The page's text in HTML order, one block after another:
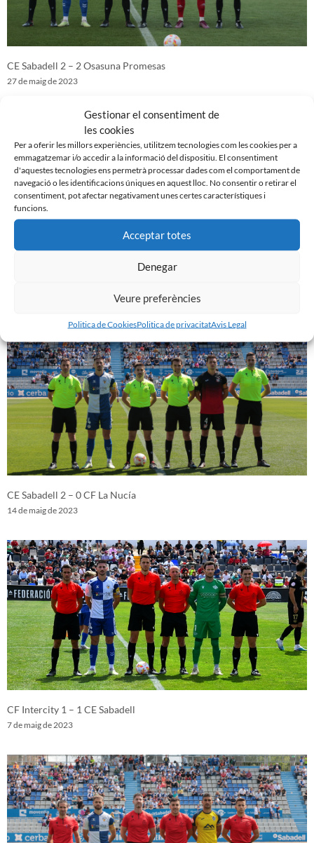
Gestionar el consentiment de
les cookies
Per a oferir les millors experiències, utilitzem tecnologies com les cookies per a
emmagatzemar i/o accedir a la informació del dispositiu. El consentiment
d'aquestes tecnologies ens permetrà processar dades com el comportament de
navegació o les identificacions úniques en aquest lloc. No consentir o retirar el
consentiment, pot afectar negativament unes certes característiques i
funcions.
Acceptar totes
Denegar
Veure preferències
Politica de CookiesPolitica de privacitatAvis Legal
CE Sabadell 2 – 2 Osasuna Promesas
27 de maig de 2023
CE Sabadell 2 – 0 CF La Nucía
14 de maig de 2023
CF Intercity 1 – 1 CE Sabadell
7 de maig de 2023